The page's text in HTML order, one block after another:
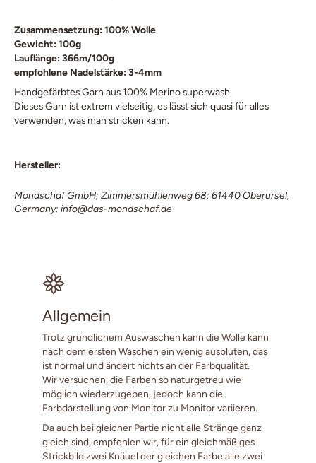
Zusammensetzung: 100% Wolle
Gewicht: 100g
Lauflänge: 366m/100g
empfohlene Nadelstärke: 3-4mm
Handgefärbtes Garn aus 100% Merino superwash.
Dieses Garn ist extrem vielseitig, es lässt sich quasi für alles
verwenden, was man stricken kann.
Hersteller:
Mondschaf GmbH; Zimmersmühlenweg 68; 61440 Oberursel,
Germany; info@das-mondschaf.de
Allgemein
Trotz gründlichem Auswaschen kann die Wolle kann
nach dem ersten Waschen ein wenig ausbluten, das
ist normal und ändert nichts an der Farbqualität.
Wir versuchen, die Farben so naturgetreu wie
möglich wiederzugeben, jedoch kann die
Farbdarstellung von Monitor zu Monitor variieren.
Da auch bei gleicher Partie nicht alle Stränge ganz
gleich sind, empfehlen wir, für ein gleichmäßiges
Strickbild zwei Knäuel der gleichen Farbe alle zwei